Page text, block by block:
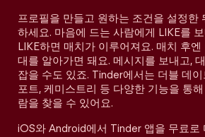
프로필을 만들고 원하는 조건을 설정한
하세요. 마음에 드는 사람에게 LIKE를
LIKE하면 매치가 이루어져요. 매치 후
대를 알아가면 돼요. 메시지를 보내고,
잡을 수도 있죠. Tinder에서는 더블 데
포트, 케미스트리 등 다양한 기능을 통
람을 찾을 수 있어요.
iOS와 Android에서 Tinder 앱을 무료로